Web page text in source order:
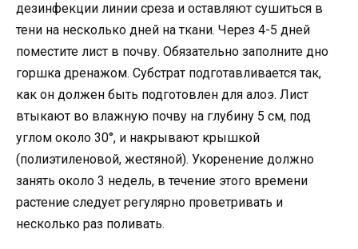
дезинфекции линии среза и оставляют сушиться в
тени на несколько дней на ткани. Через 4-5 дней
поместите лист в почву. Обязательно заполните дно
горшка дренажом. Субстрат подготавливается так,
как он должен быть подготовлен для алоэ. Лист
втыкают во влажную почву на глубину 5 см, под
углом около 30°, и накрывают крышкой
(полиэтиленовой, жестяной). Укоренение должно
занять около 3 недель, в течение этого времени
растение следует регулярно проветривать и
несколько раз поливать.